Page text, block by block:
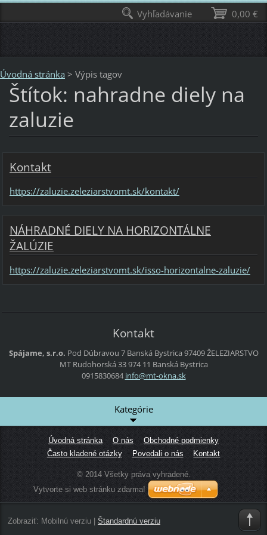
Úvodná stránka > Výpis tagov
Štítok: nahradne diely na
zaluzie
Kontakt
https://zaluzie.zeleziarstvomt.sk/kontakt/
NÁHRADNÉ DIELY NA HORIZONTÁLNE
ŽALÚZIE
https://zaluzie.zeleziarstvomt.sk/isso-horizontalne-zaluzie/
Kontakt
Spájame, s.r.o. Pod Dúbravou 7Banská Bystrica 97409ŽELEZIARSTVO
MTRudohorská 33974 11 Banská Bystrica
0915830684info@mt-okna.sk
Kategórie
Úvodná stránka O nás
Obchodné podmienky
Často kladené otázky
Povedali o nás Kontakt
© 2014 Všetky práva vyhradené.
Vytvorte si web stránku zdarma!
Zobraziť: Mobilnú verziu| Štandardnú verziu
0,00 €
Vyhľadávanie